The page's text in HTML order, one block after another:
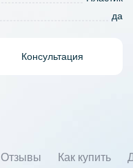
да
Консультация
Отзывы Как купить